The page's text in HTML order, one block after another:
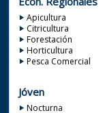
Apicultura
Citricultura
Forestación
Horticultura
Pesca Comercial
Jóven
Nocturna